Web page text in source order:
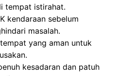
tempat istirahat.
kendaraan sebelum
masalah.
yang aman untuk
kesadaran dan patuh